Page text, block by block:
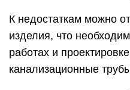
К недостаткам можно
изделия, что
работах и
канализационные